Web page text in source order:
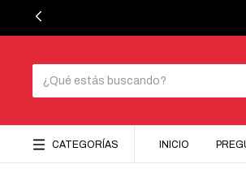
CATEGORÍAS INICIO